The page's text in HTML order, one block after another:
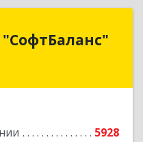
5928
"СофтБаланс"
г, Заневский пр-кт,